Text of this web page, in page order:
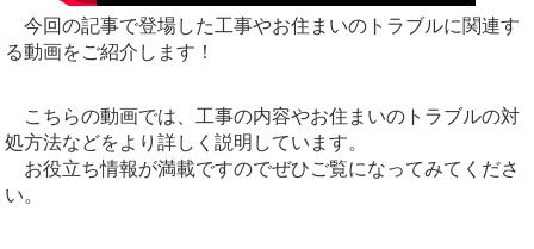
今回の記事で登場した工事やお住まいのトラブルに関連す
る動画をご紹介します！
こちらの動画では、工事の内容やお住まいのトラブルの対
処方法などをより詳しく説明しています。
お役立ち情報が満載ですのでぜひご覧になってみてくださ
い。